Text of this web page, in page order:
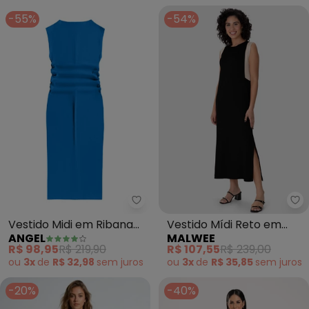
-55%
Angel - Vestido Midi em Ribana
Vestido Midi em Ribana
(Azul)
ANGEL
R$ 98,95R$ 219,90
ou 3x de R$ 32,98 sem juros
-54%
Vestido Mídi Reto em
Moletinho (Preto)
MALWEE
R$ 107,55R$ 239,00
ou 3x de R$ 35,85 sem juros
-20% -40%